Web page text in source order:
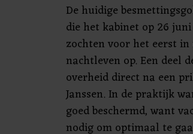
De huidige
die het kabinet op 26
zochten voor het eerst
nachtleven op. Een deel
overheid direct na een
Janssen. In de praktijk
goed beschermd, want
nodig om optimaal te